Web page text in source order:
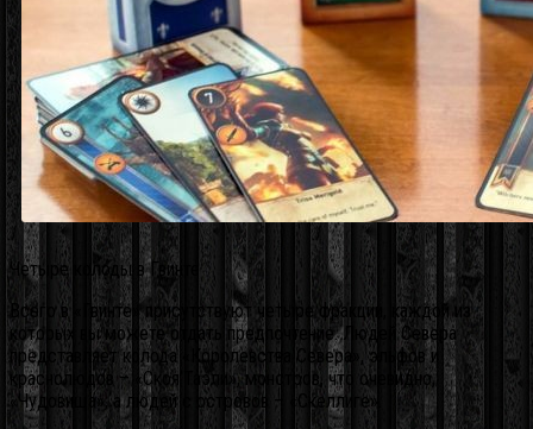
Четыре колоды в Гвинте
Всего в «Гвинте» присутствуют четыре фракции, каждой из
которых вы можете отдать предпочтение. Людей Cевера
представляет колода «Королевства Севера», эльфов и
краснолюдов – «Скоя’Таэли», монстров, что очевидно,
«Чудовища», а людей с островов – «Скеллиге».